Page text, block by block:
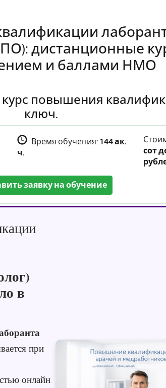
дистанционные
и баллами НМО
повышения
ключ.
Время обучения: 144 ак.
ч.
сот
заявку на обучение
в
при
онлайн